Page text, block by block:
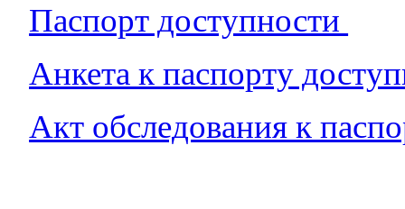
Паспорт доступности
Анкета к паспорту
Акт обследования к